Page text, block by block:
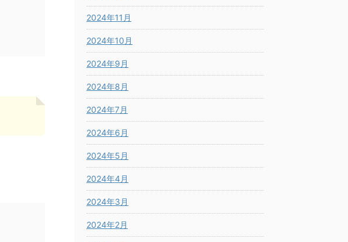
2024年11月
2024年10月
2024年9月
2024年8月
2024年7月
2024年6月
2024年5月
2024年4月
2024年3月
2024年2月